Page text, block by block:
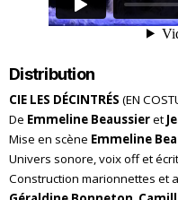
Distribution
CIE LES DÉCINTRÉS (EN
De Emmeline Beaussieret
Mise en scène Emmeline
Univers sonore, voix off et
Construction marionnettes et